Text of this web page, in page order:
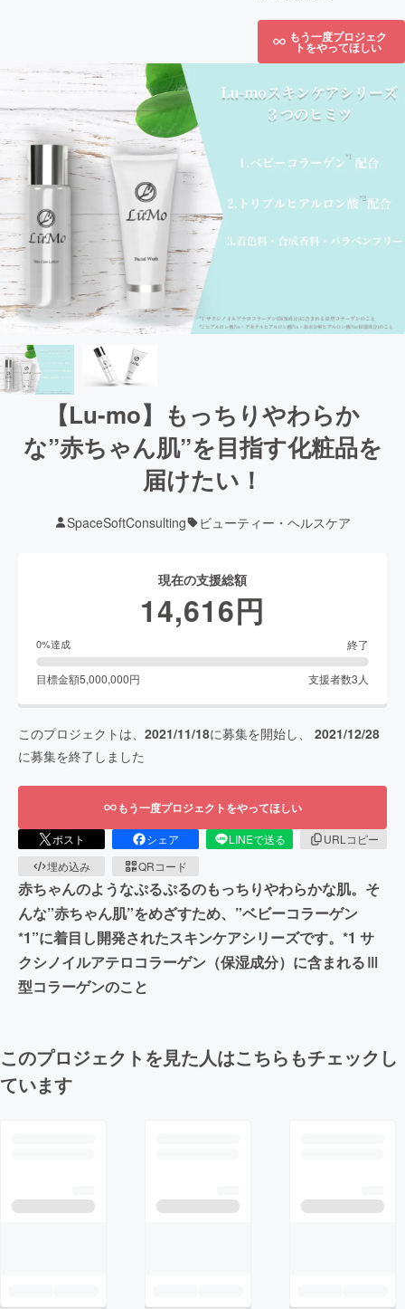
もう一度プロジェク
トをやってほしい
【Lu-mo】もっちりやわらか
な”赤ちゃん肌”を目指す化粧品を
届けたい！
SpaceSoftConsulting ビューティー・ヘルスケア
現在の支援総額
14,616円
0%達成 終了
目標金額5,000,000円 支援者数3 人
このプロジェクトは、 2021/11/18に募集を開始し、 2021/12/28
に募集を終了しました
もう一度プロジェクトをやってほしい
ポスト シェア LINEで送る
URLコピー
埋め込み
QRコード
赤ちゃんのようなぷるぷるのもっちりやわらかな肌。そ
んな”赤ちゃん肌”をめざすため、”ベビーコラーゲン
*1”に着目し開発されたスキンケアシリーズです。*1 サ
クシノイルアテロコラーゲン（保湿成分）に含まれるⅢ
型コラーゲンのこと
このプロジェクトを見た人はこちらもチェックし
ています